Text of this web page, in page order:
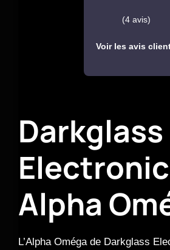
(4 avis)
Voir les avis
Darkglass
Alpha
L’Alpha Oméga de Darkglass